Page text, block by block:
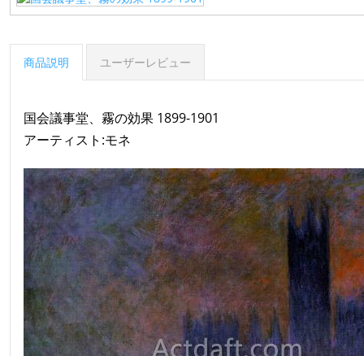
商品説明 ユーザーレビュー
国会議事堂、霧の効果 1899-1901
アーティスト:モネ